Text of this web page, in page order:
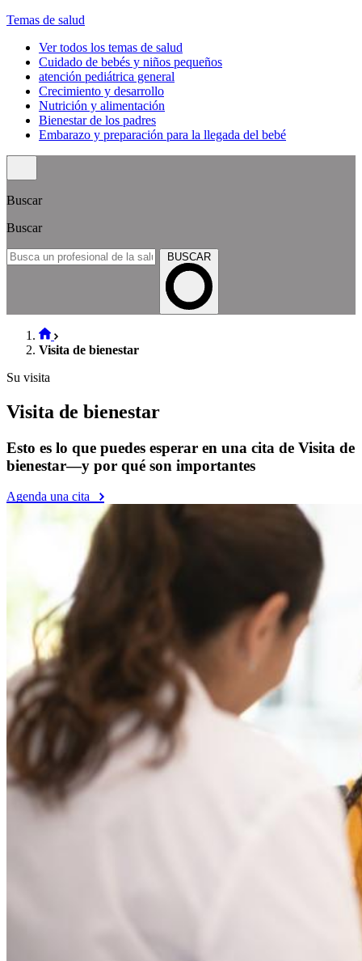
Temas de salud
Ver todos los temas de salud
Cuidado de bebés y niños pequeños
atención pediátrica general
Crecimiento y desarrollo
Nutrición y alimentación
Bienestar de los padres
Embarazo y preparación para la llegada del bebé
Buscar
Buscar
BUSCAR
Visita de bienestar
Su visita
Visita de bienestar
Esto es lo que puedes esperar en una cita de Visita de
bienestar—y por qué son importantes
Agenda una cita